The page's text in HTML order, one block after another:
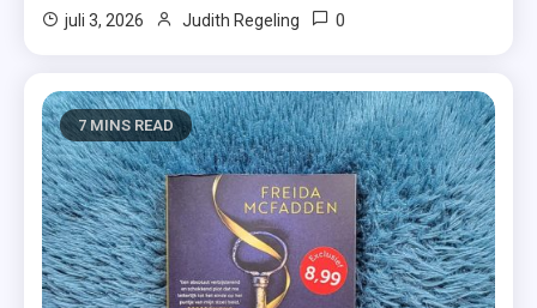
juli 3, 2026 Judith Regeling 0
7 MINS READ